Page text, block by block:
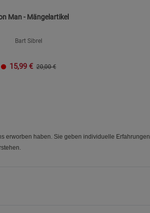
Man - Mängelartikel
Bart Sibrel
15,99 € 20,00 €
erworben haben. Sie geben individuelle Erfahrungen